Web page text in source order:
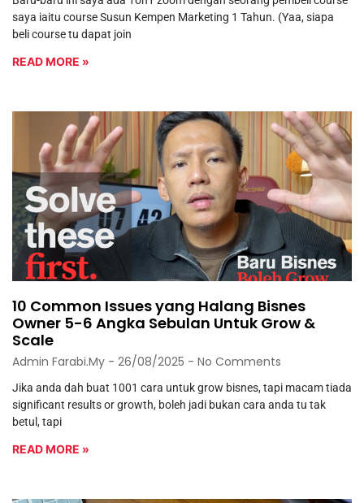
saya iaitu course Susun Kempen Marketing 1 Tahun. (Yaa, siapa
beli course tu dapat join
READ MORE »
10 Common Issues yang Halang Bisnes
Owner 5-6 Angka Sebulan Untuk Grow &
Scale
Admin Farabi.my 26/08/2025 No Comments
Jika anda dah buat 1001 cara untuk grow bisnes, tapi macam tiada
significant results or growth, boleh jadi bukan cara anda tu tak
betul, tapi
READ MORE »